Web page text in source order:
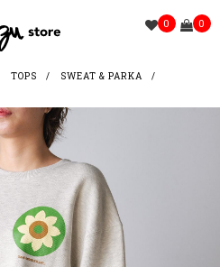
0 0
TOPS
SWEAT & PARKA